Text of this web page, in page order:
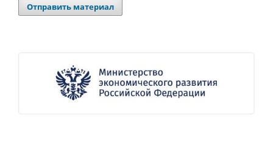
Отправить материал